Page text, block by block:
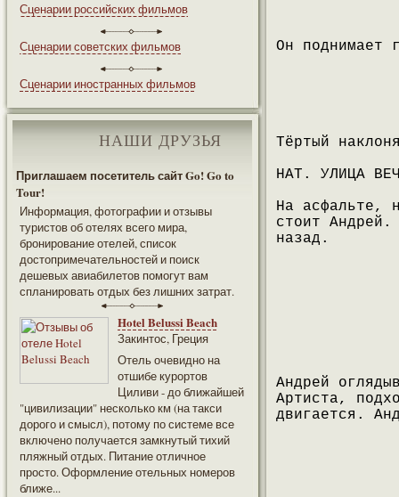
Сценарии российских фильмов
Сценарии советских фильмов
Сценарии иностранных фильмов
НАШИ ДРУЗЬЯ
Приглашаем посетитель сайт Go! Go to
Tour!
Информация, фотографии и отзывы
туристов об отелях всего мира,
бронирование отелей, список
достопримечательностей и поиск
дешевых авиабилетов помогут вам
спланировать отдых без лишних затрат.
Hotel Belussi Beach
Закинтос, Греция
Отель очевидно на
отшибе курортов
Циливи - до ближайшей
"цивилизации" несколько км (на такси
дорого и смысл), потому по системе все
включено получается замкнутый тихий
пляжный отдых. Питание отличное
просто. Оформление отельных номеров
ближе...
Он поднимает
Тёртый
НАТ. УЛИЦА
На асфальте,
стоит
назад.
Андрей
Артиста,
двигается.